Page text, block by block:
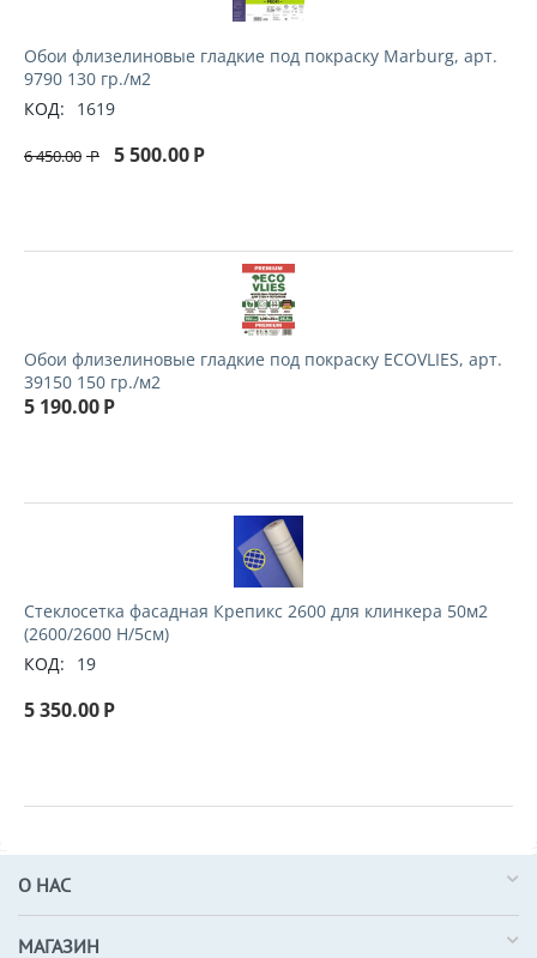
Обои флизелиновые гладкие под покраску Marburg, арт.
9790 130 гр./м2
КОД:
1619
6 450.00 Р 5 500.00Р
Обои флизелиновые гладкие под покраску ECOVLIES, арт.
39150 150 гр./м2
5 190.00Р
Стеклосетка фасадная Крепикс 2600 для клинкера 50м2
(2600/2600 H/5см)
КОД:
19
5 350.00Р
О НАС
МАГАЗИН